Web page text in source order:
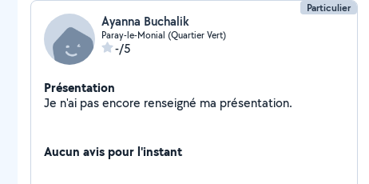
Particulier
Ayanna Buchalik
Paray-le-Monial (Quartier Vert)
-/5
Présentation
Je n'ai pas encore renseigné ma présentation.
Aucun avis pour l'instant